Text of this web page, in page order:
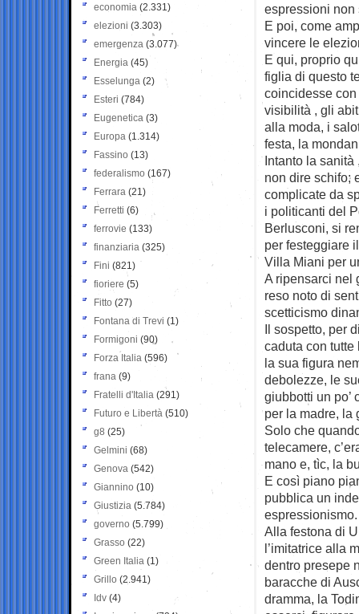
espressioni non
E poi, come
vincere le
E qui, proprio
figlia di questo
coincidesse
visibilità , gli
alla moda, i
festa, la
Intanto la
non dire schifo;
complicate da
i politicanti del
Berlusconi, si
per festeggiare
Villa Miani per
A ripensarci nel
reso noto di
scetticismo
Il sospetto, per
caduta con
la sua figura
debolezze, le
giubbotti un po’
per la madre, la
Solo che
telecamere,
mano e, tìc, la
E così piano
pubblica un
espressionismo.
Alla festona di
l’imitatrice alla
dentro presepe
baracche di
dramma, la
economia (2.331)
elezioni (3.303)
emergenza (3.077)
Energia (45)
Esselunga (2)
Esteri (784)
Eugenetica (3)
Europa (1.314)
Fassino (13)
federalismo (167)
Ferrara (21)
Ferretti (6)
ferrovie (133)
finanziaria (325)
Fini (821)
fioriere (5)
Fitto (27)
Fontana di Trevi (1)
Formigoni (90)
Forza Italia (596)
frana (9)
Fratelli d'Italia (291)
Futuro e Libertà (510)
g8 (25)
Gelmini (68)
Genova (542)
Giannino (10)
Giustizia (5.784)
governo (5.799)
Grasso (22)
Green Italia (1)
Grillo (2.941)
Idv (4)